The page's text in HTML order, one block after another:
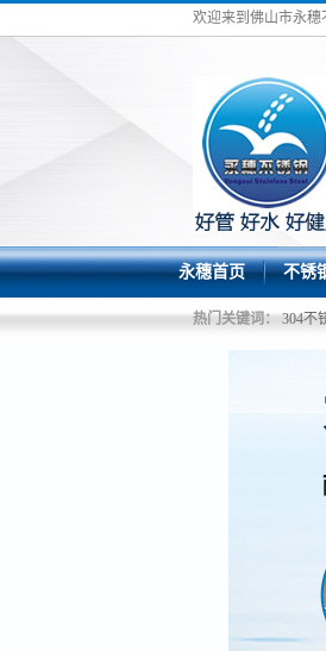
欢迎来到佛山市永穗
永穗首页 不锈
热门关键词： 304不